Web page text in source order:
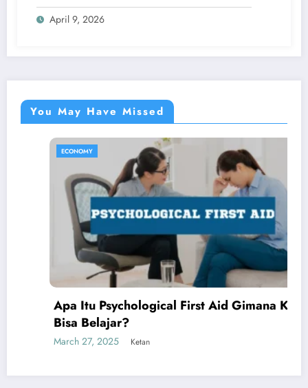
April 9, 2026
You May Have Missed
Itu Psychological First Aid Gimana Kita
Belajar?
27, 2025 Ketan